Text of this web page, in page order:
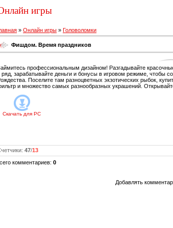
игры
» Онлайн игры » Головоломки
Фишдом. Время праздников
профессиональным дизайном! Разгадывайте
ряд, зарабатывайте деньги и бонусы в игровом режиме, чтобы
Поселите там разноцветных экзотических рыбок,
и множество самых разнообразных украшений.
Скачать для PC
: 47/13
комментариев: 0
Добавлять